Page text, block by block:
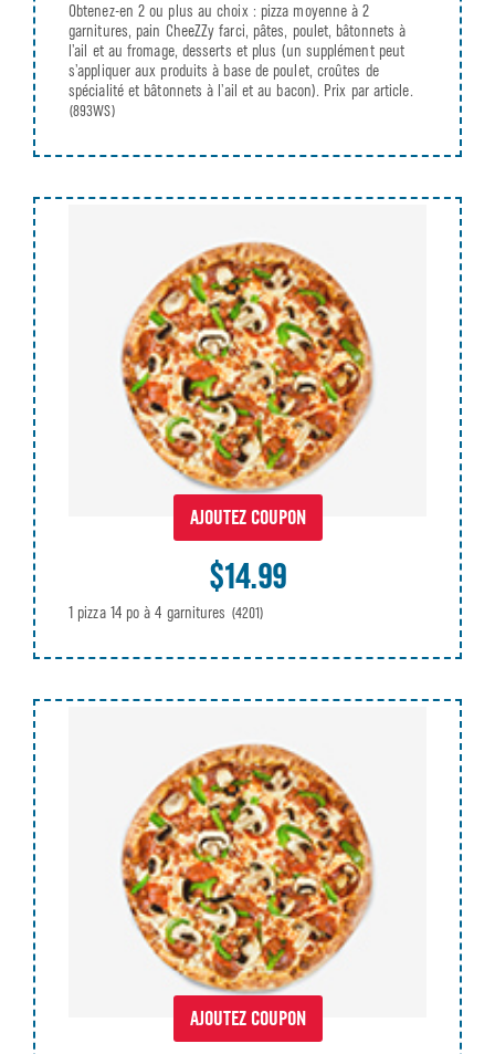
Obtenez-en 2 ou plus au choix : pizza moyenne à 2
garnitures, pain CheeZZy farci, pâtes, poulet, bâtonnets à
l’ail et au fromage, desserts et plus (un supplément peut
s’appliquer aux produits à base de poulet, croûtes de
spécialité et bâtonnets à l’ail et au bacon). Prix par article.
(893WS)
AJOUTEZ COUPON
$14.99
1 pizza 14 po à 4 garnitures (4201)
AJOUTEZ COUPON